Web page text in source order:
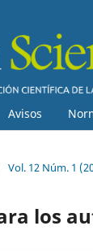
Avisos
Vol. 12 Núm. 1
los